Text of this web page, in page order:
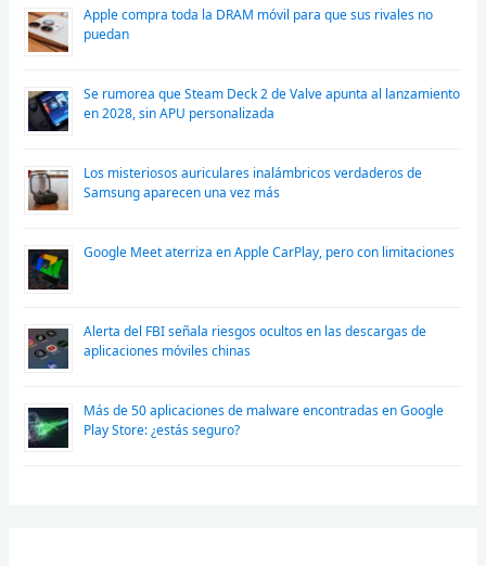
Apple compra toda la DRAM móvil para que sus rivales no
puedan
Se rumorea que Steam Deck 2 de Valve apunta al lanzamiento
en 2028, sin APU personalizada
Los misteriosos auriculares inalámbricos verdaderos de
Samsung aparecen una vez más
Google Meet aterriza en Apple CarPlay, pero con limitaciones
Alerta del FBI señala riesgos ocultos en las descargas de
aplicaciones móviles chinas
Más de 50 aplicaciones de malware encontradas en Google
Play Store: ¿estás seguro?